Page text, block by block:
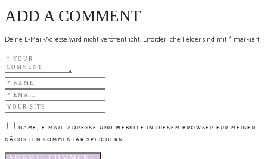
ADD A COMMENT
Deine E-Mail-Adresse wird nicht veröffentlicht. Erforderliche Felder sind mit* markiert
NAME, E-MAIL-ADRESSE UND WEBSITE IN DIESEM BROWSER FÜR MEINEN
NÄCHSTEN KOMMENTAR SPEICHERN.